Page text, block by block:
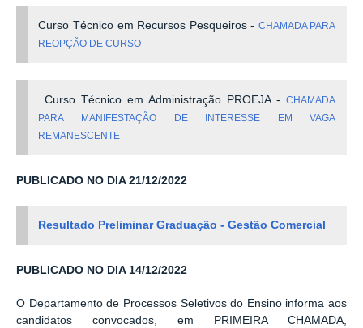
Curso Técnico em Recursos Pesqueiros - CHAMADA PARA
REOPÇÃO DE CURSO
Curso Técnico em Administração PROEJA -CHAMADA
PARA MANIFESTAÇÃO DE INTERESSE EM VAGA
REMANESCENTE
PUBLICADO NO DIA 21/12/2022
Resultado Preliminar Graduação - Gestão Comercial
PUBLICADO NO DIA 14/12/2022
O Departamento de Processos Seletivos do Ensino informa aos
candidatos convocados, em PRIMEIRA CHAMADA,